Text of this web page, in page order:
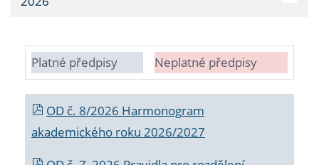
Platné předpisy Neplatné předpisy
OD č. 8/2026 Harmonogram
akademického roku 2026/2027